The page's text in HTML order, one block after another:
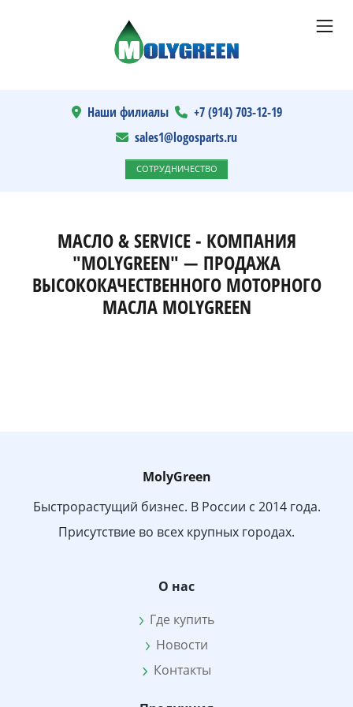
Наши филиалы
+7 (914) 703-12-19
sales1@logosparts.ru
СОТРУДНИЧЕСТВО
МАСЛО & SERVICE - КОМПАНИЯ
"MOLYGREEN" — ПРОДАЖА
ВЫСОКОКАЧЕСТВЕННОГО МОТОРНОГО
МАСЛА MOLYGREEN
MolyGreen
Быстрорастущий бизнес. В России с 2014 года.
Присутствие во всех крупных городах.
О нас
Где купить
Новости
Контакты